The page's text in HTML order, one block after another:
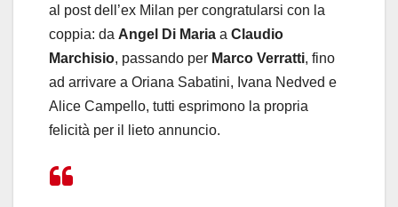
al post dell’ex Milan per congratularsi con la
coppia: da Angel Di Maria a Claudio
Marchisio, passando per Marco Verratti, fino
ad arrivare a Oriana Sabatini, Ivana Nedved e
Alice Campello, tutti esprimono la propria
felicità per il lieto annuncio.